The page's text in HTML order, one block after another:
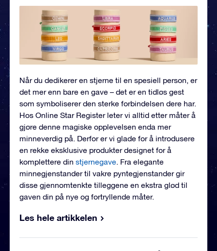
Når du dedikerer en stjerne til en spesiell person, er
det mer enn bare en gave – det er en tidløs gest
som symboliserer den sterke forbindelsen dere har.
Hos Online Star Register leter vi alltid etter måter å
gjøre denne magiske opplevelsen enda mer
minneverdig på. Derfor er vi glade for å introdusere
en rekke eksklusive produkter designet for å
komplettere din stjernegave. Fra elegante
minnegjenstander til vakre pyntegjenstander gir
disse gjennomtenkte tilleggene en ekstra glød til
gaven din på nye og fortryllende måter.
Les hele artikkelen